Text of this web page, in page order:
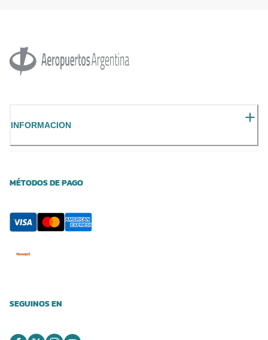
INFORMACION
MÉTODOS DE PAGO
SEGUINOS EN